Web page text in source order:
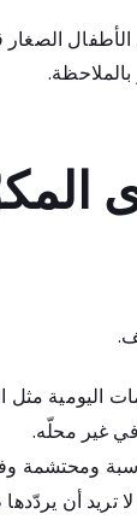
مثل
في غير محلّه.
ومحتشمة
تريد أن